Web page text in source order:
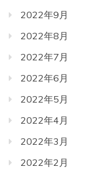
2022年9月
2022年8月
2022年7月
2022年6月
2022年5月
2022年4月
2022年3月
2022年2月